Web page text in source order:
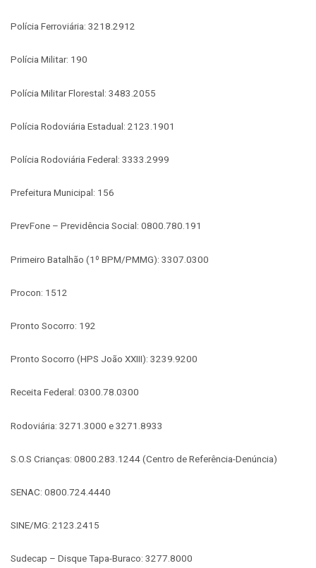
Polícia Ferroviária: 3218.2912
Polícia Militar: 190
Polícia Militar Florestal: 3483.2055
Polícia Rodoviária Estadual: 2123.1901
Polícia Rodoviária Federal: 3333.2999
Prefeitura Municipal: 156
PrevFone – Previdência Social: 0800.780.191
Primeiro Batalhão (1º BPM/PMMG): 3307.0300
Procon: 1512
Pronto Socorro: 192
Pronto Socorro (HPS João XXIII): 3239.9200
Receita Federal: 0300.78.0300
Rodoviária: 3271.3000 e 3271.8933
S.O.S Crianças: 0800.283.1244 (Centro de Referência-Denúncia)
SENAC: 0800.724.4440
SINE/MG: 2123.2415
Sudecap – Disque Tapa-Buraco: 3277.8000